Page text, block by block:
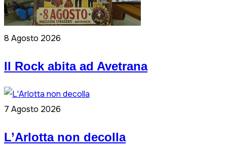
8 Agosto 2026
ll Rock abita ad Avetrana
7 Agosto 2026
L’Arlotta non decolla